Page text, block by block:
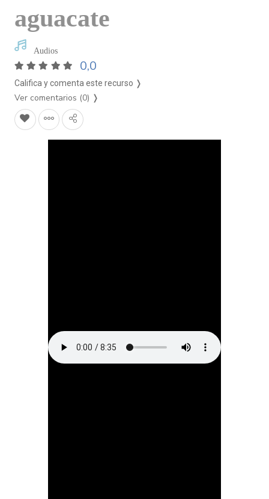
aguacate
Audios
0,0
Califica y comenta este recurso ❭
Ver comentarios (0) ❭